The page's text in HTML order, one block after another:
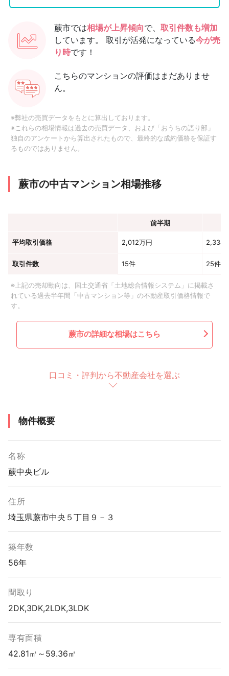
蕨市では相場が上昇傾向で、 取引件数も増加
しています。
取引が活発になっている今が売
り時です！
こちらのマンションの評価はまだありませ
ん。
※弊社の売買データをもとに算出しております。
※これらの相場情報は過去の売買データ、および「おうちの語り部」
独自のアンケートから算出されたもので、最終的な成約価格を保証す
るものではありません。
蕨市の中古マンション相場推移
前半期
平均取引価格 2,012万円 2,334
取引件数 15件 25件
※上記の売却動向は、国土交通省「土地総合情報システム」に掲載さ
れている過去半年間「中古マンション等」の不動産取引価格情報で
す。
蕨市の詳細な相場はこちら
口コミ・評判から不動産会社を選ぶ
物件概要
名称
蕨中央ビル
住所
埼玉県蕨市中央５丁目９－３
築年数
56年
間取り
2DK,3DK,2LDK,3LDK
専有面積
42.81㎡～59.36㎡